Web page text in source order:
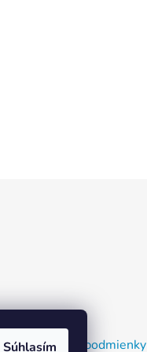
Súhlasíma dodacie podmienky